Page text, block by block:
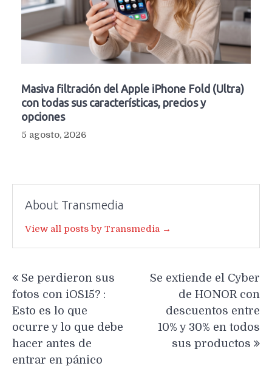
Masiva filtración del Apple iPhone Fold (Ultra)
con todas sus características, precios y
opciones
5 agosto, 2026
About Transmedia
View all posts by Transmedia →
de
entradas
Se perdieron sus
fotos con iOS15? :
Esto es lo que
ocurre y lo que debe
hacer antes de
entrar en pánico
Se extiende el Cyber
de HONOR con
descuentos entre
10% y 30% en todos
sus productos